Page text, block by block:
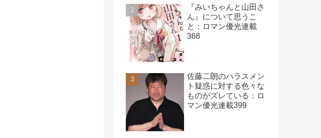
『みいちゃんと山田さ
ん』について思うこ
と：ロマン優光連載
368
佐藤二朗のハラスメン
ト疑惑に対する色々な
ものがズレている：ロ
マン優光連載399